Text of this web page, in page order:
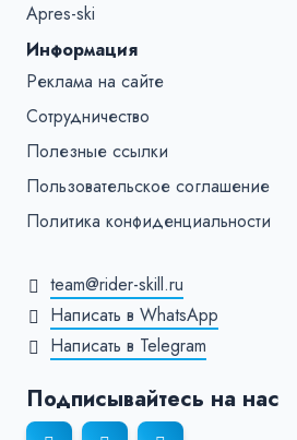
Apres-ski
Информация
Реклама на сайте
Сотрудничество
Полезные ссылки
Пользовательское соглашение
Политика конфиденциальности
team@rider-skill.ru
Написать в WhatsApp
Написать в Telegram
Подписывайтесь на нас